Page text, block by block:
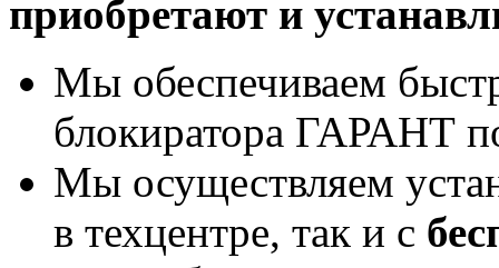
приобретают и
Мы обеспечиваем
блокиратора ГАРАНТ
Мы осуществляем
в техцентре, так и с